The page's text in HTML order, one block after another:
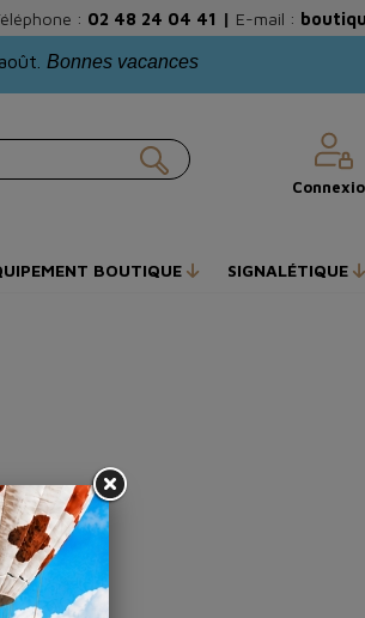
: 02 48 24 04 41 | E-mail :
Bonnes vacances
BOUTIQUE SIGNALÉTIQUE